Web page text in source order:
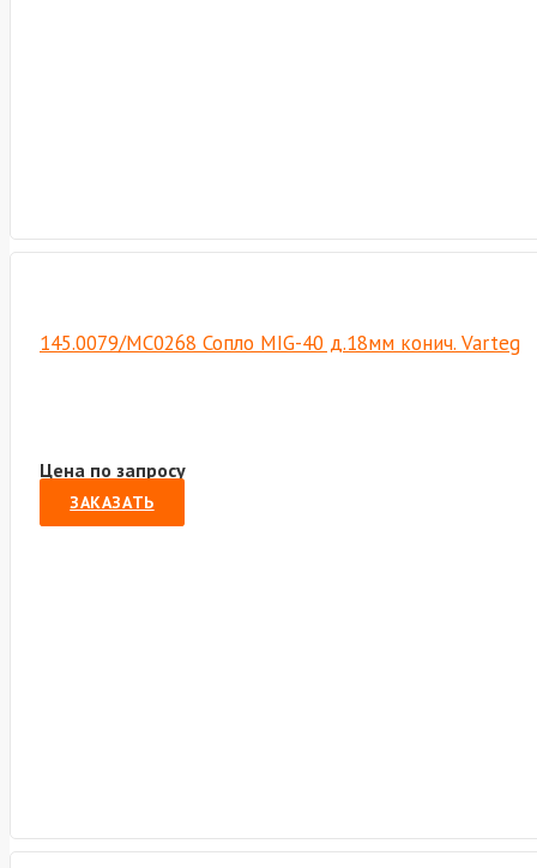
145.0079/MC0268 Сопло MIG-40 д.18мм конич. Varteg
Цена по запросу
ЗАКАЗАТЬ